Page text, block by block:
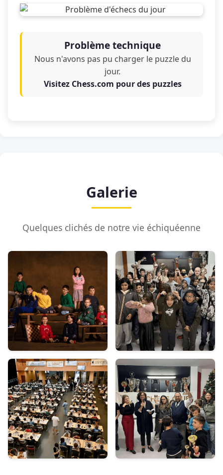
Problème technique
Nous n'avons pas pu charger le puzzle du
jour.
Visitez Chess.com pour des puzzles
Galerie
Quelques clichés de notre vie échiquéenne